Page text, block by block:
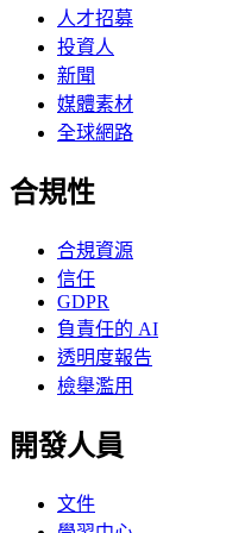
人才招募
投資人
新聞
媒體素材
全球網路
合規性
合規資源
信任
GDPR
負責任的 AI
透明度報告
檢舉濫用
開發人員
文件